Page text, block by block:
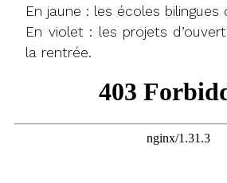
En jaune : les écoles bilingues
En violet : les projets
la rentrée.